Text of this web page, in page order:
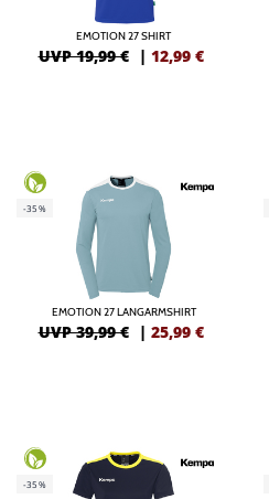
EMOTION 27 SHIRT
UVP 19,99 € | 12,99 €
-35%
EMOTION 27 LANGARMSHIRT
UVP 39,99 € | 25,99 €
-35%